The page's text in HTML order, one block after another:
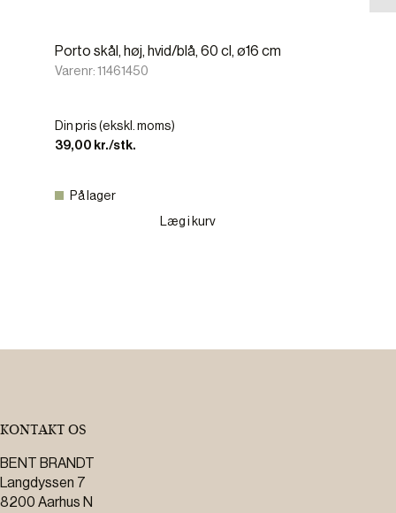
Porto skål, høj, hvid/blå, 60 cl, ø16 cm
Varenr: 11461450
Din pris (ekskl. moms)
39,00 kr./stk.
På lager
Læg i kurv
KONTAKT OS
BENT BRANDT
Langdyssen 7
8200 Aarhus N